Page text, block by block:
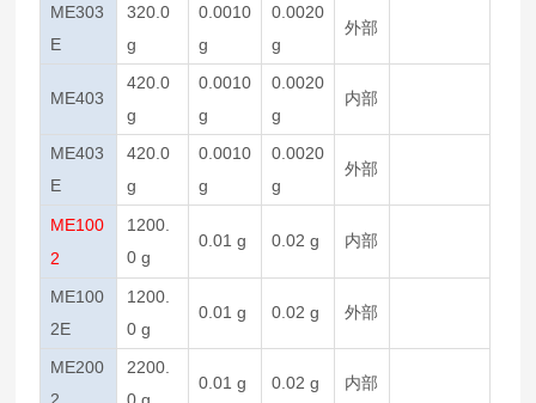
ME303
E
320.0
g
0.0010
g
0.0020
g
外部
ME403
420.0
g
0.0010
g
0.0020
g
内部
ME403
E
420.0
g
0.0010
g
0.0020
g
外部
ME100
2
1200.
0 g
0.01 g 0.02 g 内部
ME100
2E
1200.
0 g
0.01 g 0.02 g 外部
ME200
2
2200.
0 g
0.01 g 0.02 g 内部